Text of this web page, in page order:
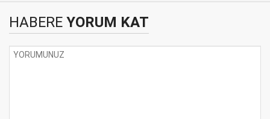
HABERE YORUM KAT